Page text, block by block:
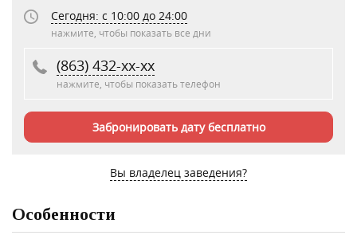
Сегодня: c 10:00 до 24:00
нажмите, чтобы показать все дни
(863) 432-xx-xx
нажмите, чтобы показать телефон
Забронировать дату бесплатно
Вы владелец заведения?
Особенности